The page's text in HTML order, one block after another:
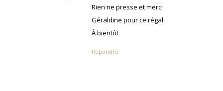
Rien ne presse et merci
Géraldine pour ce régal.
À bientôt
Répondre